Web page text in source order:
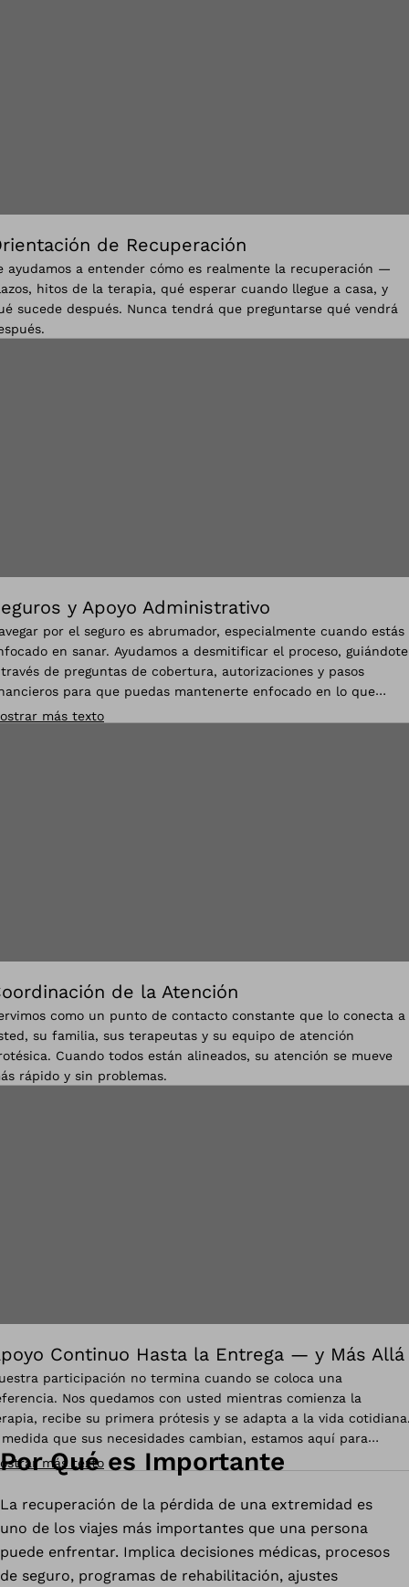
de Recuperación
ayudamos a entender cómo es realmente la recuperación —
hitos de la terapia, qué esperar cuando llegue a casa, y
sucede después. Nunca tendrá que preguntarse qué vendrá
y Apoyo Administrativo
por el seguro es abrumador, especialmente cuando estás
en sanar. Ayudamos a desmitificar el proceso, guiándote
de preguntas de cobertura, autorizaciones y pasos
para que puedas mantenerte enfocado en lo que
más texto
de la Atención
como un punto de contacto constante que lo conecta a
su familia, sus terapeutas y su equipo de atención
Cuando todos están alineados, su atención se mueve
rápido y sin problemas.
Continuo Hasta la Entrega — y Más Allá
participación no termina cuando se coloca una
Nos quedamos con usted mientras comienza la
recibe su primera prótesis y se adapta a la vida
medida que sus necesidades cambian, estamos aquí para
a navegarlas.
más texto
Por Qué es Importante
La recuperación de la pérdida de una extremidad es
uno de los viajes más importantes que una persona
puede enfrentar. Implica decisiones médicas, procesos
de seguro, programas de rehabilitación, ajustes